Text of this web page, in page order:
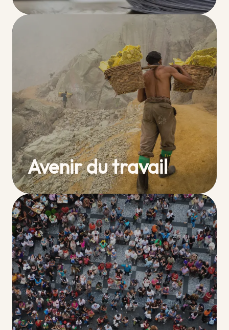
Avenir du travail